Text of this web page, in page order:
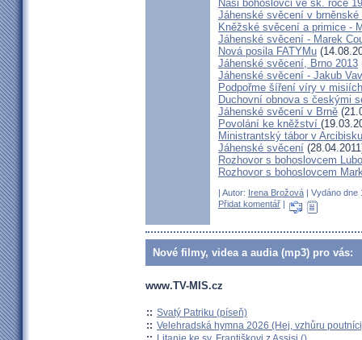
Naši bohoslovci ve šk. roce
Jáhenské svěcení v brněnské
Kněžské svěcení a primice -
Jáhenské svěcení - Marek
Nová posila FATYMu
Jáhenské svěcení, Brno 2013
Jáhenské svěcení - Jakub
Podpořme šíření víry v misiích
Duchovní obnova s českými
Jáhenské svěcení v Brně
Povolání ke kněžství
Ministrantský tábor v
Jáhenské svěcení
Rozhovor s bohoslovcem
Rozhovor s bohoslovcem
| Autor: Irena Brožová | Vydáno dne
Přidat komentář |
Nové filmy, videa a audia (mp3) pro vás:
www.TV-MIS.cz
:: Svatý Patriku (píseň)
:: Velehradská hymna 2026 (Hej, vzhůru